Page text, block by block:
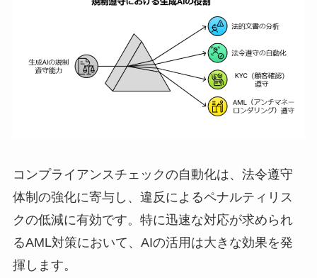
コンプライアンスチェックの自動化は、法令遵守
体制の強化に寄与し、違反によるペナルティリス
クの低減に有効です。特に迅速な対応が求められ
るAML対策において、AIの活用は大きな効果を発
揮します。